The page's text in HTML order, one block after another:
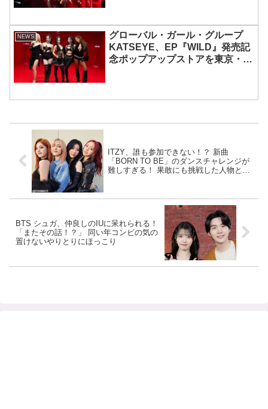
NEWS
グローバル・ガール・グループ
KATSEYE、EP『WILD』発売記
念ポップアップストアを東京・原
ITZY、誰も参加できない！？ 新曲
「BORN TO BE」のダンスチャレンジが
難しすぎる！ 果敢にも挑戦した人物と
BTS シュガ、仲良しのIUに呆れられる！
「またその話！？」 同い年コンビの気の
置けないやりとりにほっこり